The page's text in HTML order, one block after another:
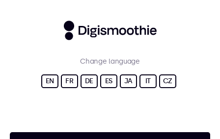
Change language
EN FR DE ES JA IT CZ